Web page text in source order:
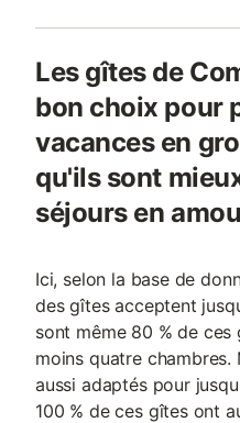
Les gîtes de
bon choix pour
vacances en
qu'ils sont
séjours en
Ici, selon la base de
des gîtes acceptent
sont même 80 % de
moins quatre chambres.
aussi adaptés pour
100 % de ces gîtes ont